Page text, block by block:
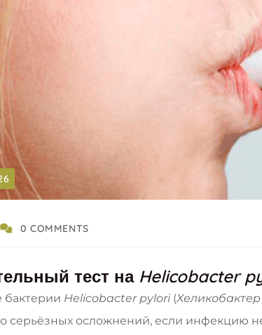
0 COMMENTS
тест на Helicobacter
бактерии Helicobacter pylori(
серьёзных осложнений, если инфекцию